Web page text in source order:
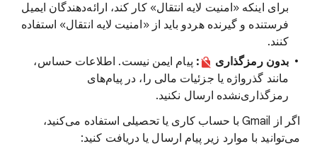
برای اینکه «امنیت لایه انتقال» کار کند، ارائه‌دهندگان ایمیل
فرستنده و گیرنده هردو باید از «امنیت لایه انتقال» استفاده
کنند.
بدون رمزگذاری
: پیام ایمن نیست. اطلاعات حساس،
مانند گذرواژه یا جزئیات مالی را، در پیام‌های
رمزگذاری‌نشده ارسال نکنید.
اگر از Gmail با حساب کاری یا تحصیلی استفاده می‌کنید،
می‌توانید با موارد زیر پیام ارسال یا دریافت کنید: